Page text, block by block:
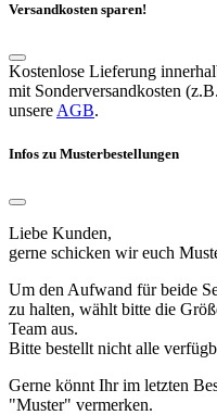
Versandkosten sparen!
Kostenlose Lieferung
mit Sonderversandkosten
unsere AGB.
Infos zu Musterbestellungen
Liebe Kunden,
gerne schicken wir euch
Um den Aufwand für beide
zu halten, wählt bitte die
Team aus.
Bitte bestellt nicht alle
Gerne könnt Ihr im letzten
"Muster" vermerken.